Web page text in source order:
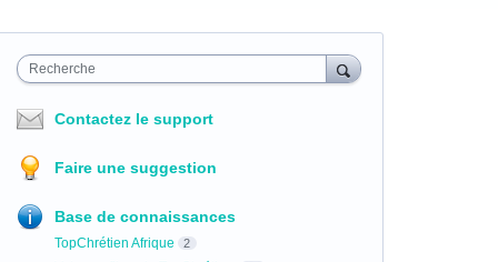
Recherche
Contactez le support
Faire une suggestion
Base de connaissances
TopChrétien Afrique 2